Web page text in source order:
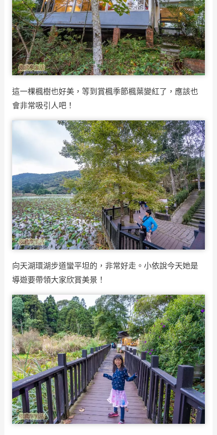
這一棵楓樹也好美，等到賞楓季節楓葉變紅了，應該也
會非常吸引人吧！
向天湖環湖步道蠻平坦的，非常好走。小依說今天她是
導遊要帶領大家欣賞美景！